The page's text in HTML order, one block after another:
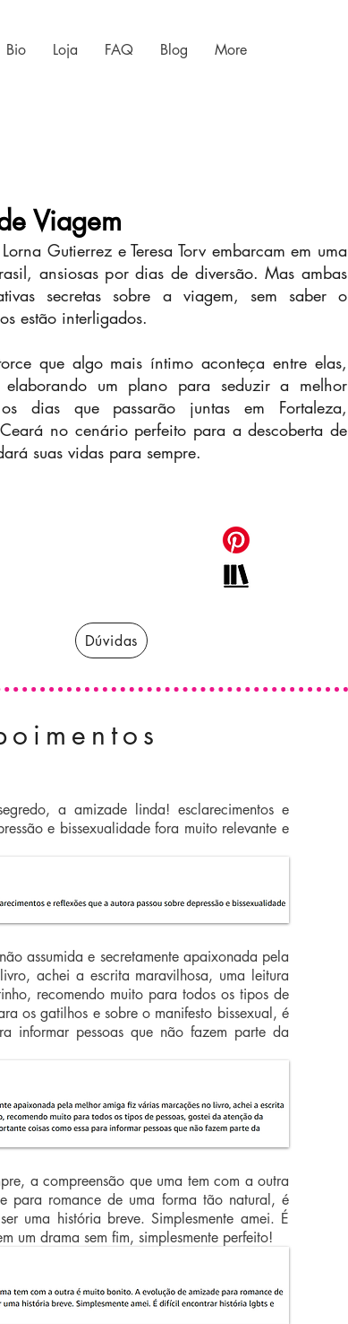
Bio Loja FAQ Blog More
Viagem
Gutierrez e Teresa Torv embarcam em uma
ansiosas por dias de diversão. Mas ambas
secretas sobre a viagem, sem saber o
estão interligados.
que algo mais íntimo aconteça entre elas,
elaborando um plano para seduzir a melhor
dias que passarão juntas em Fortaleza,
no cenário perfeito para a descoberta de
suas vidas para sempre.
Dúvidas
a amizade linda! esclarecimentos e
e bissexualidade fora muito relevante e
assumida e secretamente apaixonada pela
achei a escrita maravilhosa, uma leitura
recomendo muito para todos os tipos de
os gatilhos e sobre o manifesto bissexual, é
informar pessoas que não fazem parte da
a compreensão que uma tem com a outra
para romance de uma forma tão natural, é
uma história breve. Simplesmente amei. É
um drama sem fim, simplesmente perfeito!